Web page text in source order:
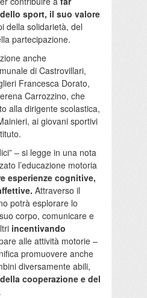
sport, il suo valore
della solidarietà, del
partecipazione.
anche
di Castrovillari,
Francesca Dorato,
Carrozzino, che
alla dirigente scolastica,
ai giovani sportivi
– si legge in una nota
l’educazione motoria
esperienze cognitive,
Attraverso il
potrà esplorare lo
corpo, comunicare e
incentivando
alle attività motorie –
promuovere anche
diversamente abili,
cooperazione e del